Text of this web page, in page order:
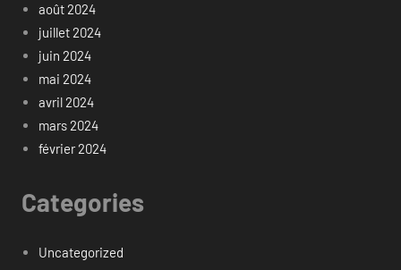
août 2024
juillet 2024
juin 2024
mai 2024
avril 2024
mars 2024
février 2024
Categories
Uncategorized